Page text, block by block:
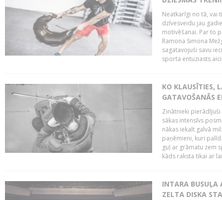
Neatkarīgi no tā, vai
dzīvesveidu jau
motivēšanai. Par to
Ramona Simona
sagatavojuši savu
sporta entuziasts
KO KLAUSĪTIES,
GATAVOŠANĀS
Zinātnieki pierādījuši
sākas intensīvs
nākas iekalt galvā
paņēmieni, kuri
guļ ar grāmatu zem
kāds raksta tikai ar
INTARA BUSUĻA
ZELTA DISKA